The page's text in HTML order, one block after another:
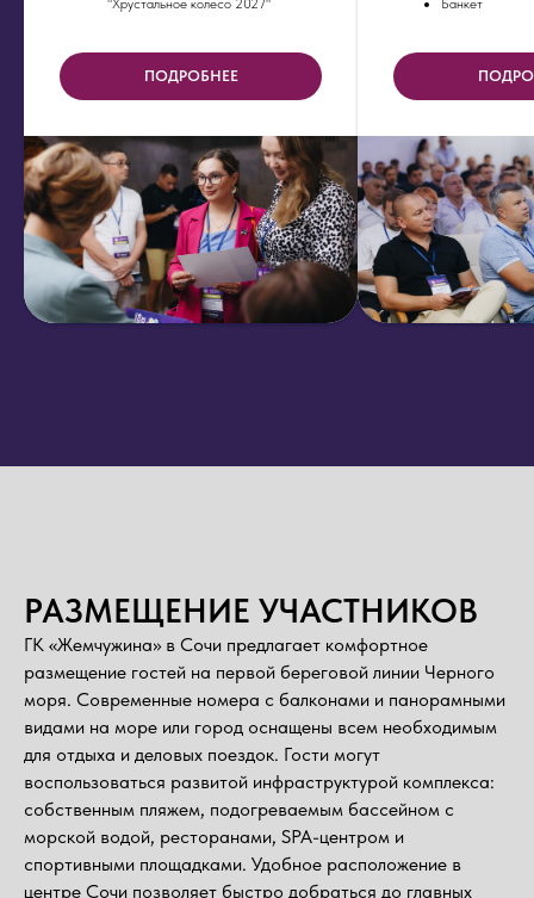
"Хрустальное колесо 2027"
ПОДРОБНЕЕ
Банкет
РАЗМЕЩЕНИЕ УЧАСТНИКОВ
ГК «Жемчужина» в Сочи предлагает комфортное
размещение гостей на первой береговой линии Черного
моря. Современные номера с балконами и панорамными
видами на море или город оснащены всем необходимым
для отдыха и деловых поездок. Гости могут
воспользоваться развитой инфраструктурой комплекса:
собственным пляжем, подогреваемым бассейном с
морской водой, ресторанами, SPA-центром и
спортивными площадками. Удобное расположение в
центре Сочи позволяет быстро добраться до главных